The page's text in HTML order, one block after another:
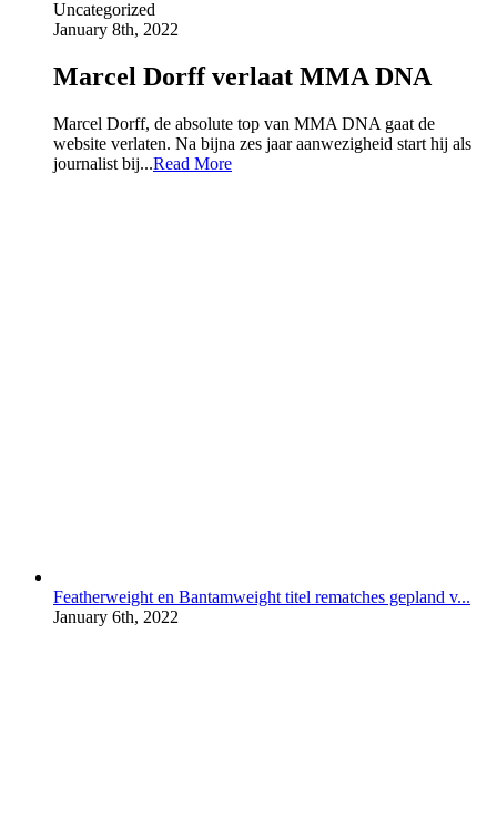
Uncategorized
January 8th, 2022
Marcel Dorff verlaat MMA DNA
Marcel Dorff, de absolute top van MMA DNA gaat de
website verlaten. Na bijna zes jaar aanwezigheid start hij als
journalist bij...Read More
Featherweight en Bantamweight titel rematches gepland v...
January 6th, 2022